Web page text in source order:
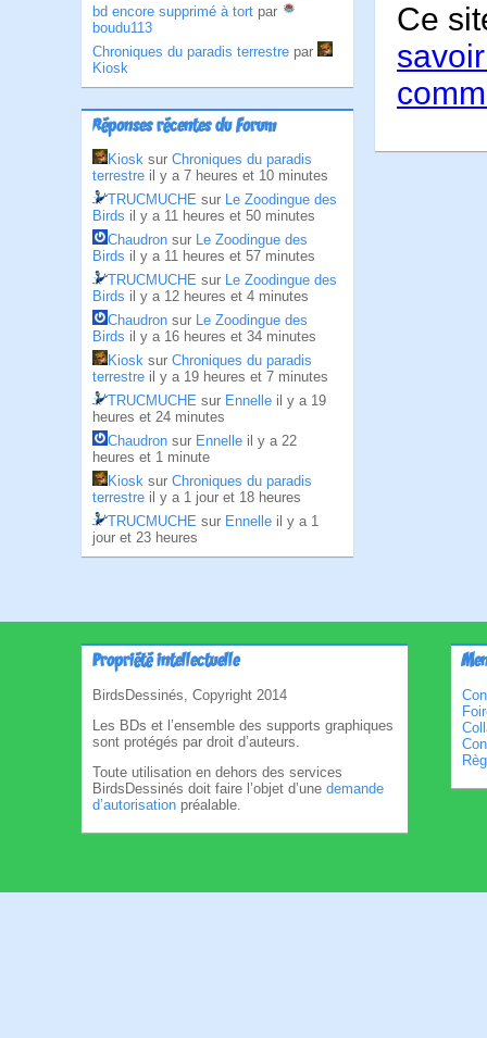
bd encore supprimé à tort par
boudu113
Chroniques du paradis terrestre par
Kiosk
Réponses récentes du Forum
Kiosk sur Chroniques du paradis
terrestre il y a 7 heures et 10 minutes
TRUCMUCHE sur Le Zoodingue des
Birds il y a 11 heures et 50 minutes
Chaudron sur Le Zoodingue des
Birds il y a 11 heures et 57 minutes
TRUCMUCHE sur Le Zoodingue des
Birds il y a 12 heures et 4 minutes
Chaudron sur Le Zoodingue des
Birds il y a 16 heures et 34 minutes
Kiosk sur Chroniques du paradis
terrestre il y a 19 heures et 7 minutes
TRUCMUCHE sur Ennelle il y a 19
heures et 24 minutes
Chaudron sur Ennelle il y a 22
heures et 1 minute
Kiosk sur Chroniques du paradis
terrestre il y a 1 jour et 18 heures
TRUCMUCHE sur Ennelle il y a 1
jour et 23 heures
Ce
Propriété intellectuelle
BirdsDessinés, Copyright 2014
Les BDs et l’ensemble des supports graphiques
sont protégés par droit d’auteurs.
Toute utilisation en dehors des services
BirdsDessinés doit faire l’objet d’une demande
d’autorisation préalable.